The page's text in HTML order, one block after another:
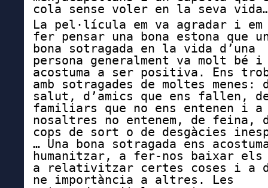
cola sense voler en la seva
La pel·lícula em va agradar i em
fer pensar una bona estona que
bona sotragada en la vida d’una
persona generalment va molt bé i
acostuma a ser positiva. Ens
amb sotragades de moltes menes:
salut, d’amics que ens fallen,
familiars que no ens entenen i a
nosaltres no entenem, de feina,
cops de sort o de desgàcies
… Una bona sotragada ens
humanitzar, a fer-nos baixar els
a relativitzar certes coses i a
ne importància a altres. Les